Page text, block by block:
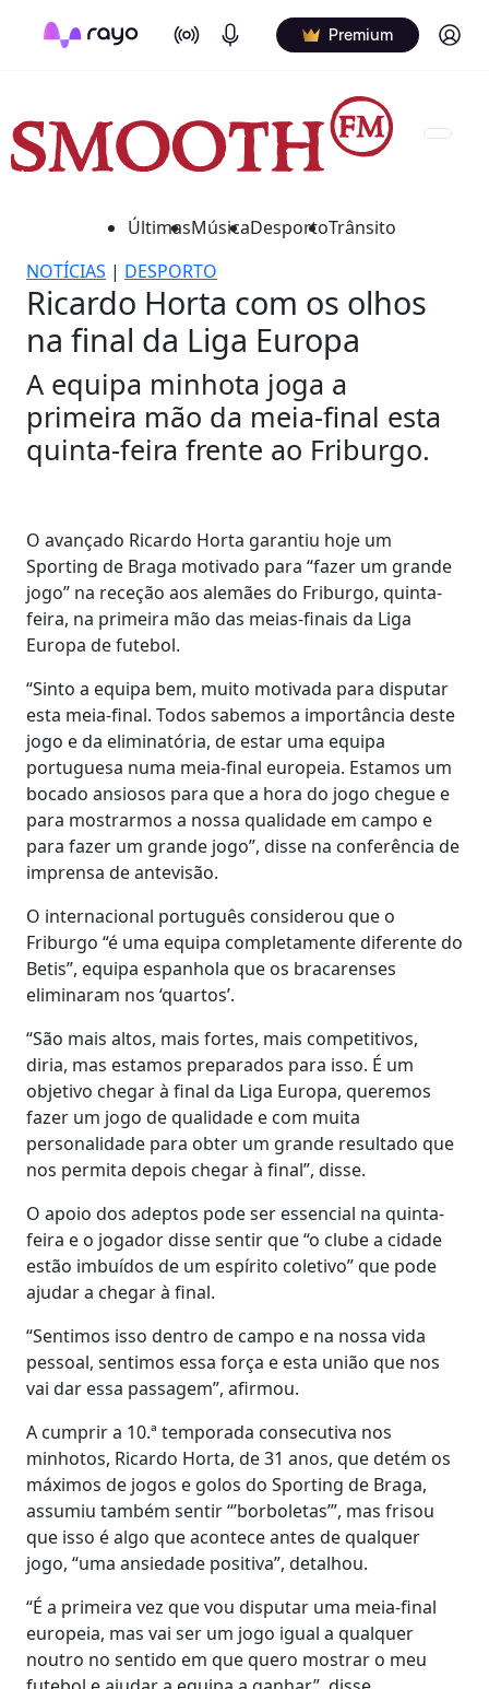
On Air Podcasts Premium Log in
ÚltimasMúsicaDesportoTrânsito
NOTÍCIAS | DESPORTO
Ricardo Horta com os olhos
na final da Liga Europa
A equipa minhota joga a
primeira mão da meia-final esta
quinta-feira frente ao Friburgo.
O avançado Ricardo Horta garantiu hoje um
Sporting de Braga motivado para “fazer um grande
jogo” na receção aos alemães do Friburgo, quinta-
feira, na primeira mão das meias-finais da Liga
Europa de futebol.
“Sinto a equipa bem, muito motivada para disputar
esta meia-final. Todos sabemos a importância deste
jogo e da eliminatória, de estar uma equipa
portuguesa numa meia-final europeia. Estamos um
bocado ansiosos para que a hora do jogo chegue e
para mostrarmos a nossa qualidade em campo e
para fazer um grande jogo”, disse na conferência de
imprensa de antevisão.
O internacional português considerou que o
Friburgo “é uma equipa completamente diferente do
Betis”, equipa espanhola que os bracarenses
eliminaram nos ‘quartos’.
“São mais altos, mais fortes, mais competitivos,
diria, mas estamos preparados para isso. É um
objetivo chegar à final da Liga Europa, queremos
fazer um jogo de qualidade e com muita
personalidade para obter um grande resultado que
nos permita depois chegar à final”, disse.
O apoio dos adeptos pode ser essencial na quinta-
feira e o jogador disse sentir que “o clube a cidade
estão imbuídos de um espírito coletivo” que pode
ajudar a chegar à final.
“Sentimos isso dentro de campo e na nossa vida
pessoal, sentimos essa força e esta união que nos
vai dar essa passagem”, afirmou.
A cumprir a 10.ª temporada consecutiva nos
minhotos, Ricardo Horta, de 31 anos, que detém os
máximos de jogos e golos do Sporting de Braga,
assumiu também sentir “’borboletas’”, mas frisou
que isso é algo que acontece antes de qualquer
jogo, “uma ansiedade positiva”, detalhou.
“É a primeira vez que vou disputar uma meia-final
europeia, mas vai ser um jogo igual a qualquer
noutro no sentido em que quero mostrar o meu